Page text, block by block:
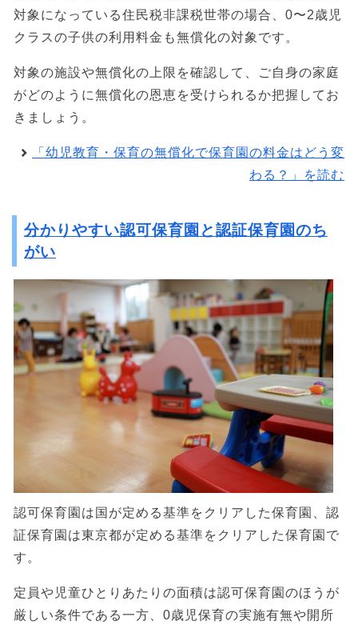
対象になっている住民税非課税世帯の場合、0〜2歳児
クラスの子供の利用料金も無償化の対象です。
対象の施設や無償化の上限を確認して、ご自身の家庭
がどのように無償化の恩恵を受けられるか把握してお
きましょう。
「幼児教育・保育の無償化で保育園の料金はどう変
わる？」を読む
分かりやすい認可保育園と認証保育園のち
がい
認可保育園は国が定める基準をクリアした保育園、認
証保育園は東京都が定める基準をクリアした保育園で
す。
定員や児童ひとりあたりの面積は認可保育園のほうが
厳しい条件である一方、0歳児保育の実施有無や開所